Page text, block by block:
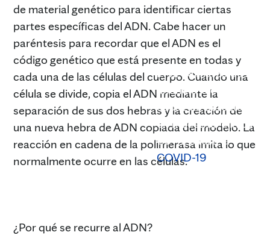
de material genético para identificar ciertas
partes específicas del ADN. Cabe hacer un
paréntesis para recordar que el ADN es el
código genético que está presente en todas y
cada una de las células del cuerpo. Cuando una
célula se divide, copia el ADN mediante la
separación de sus dos hebras y la creación de
una nueva hebra de ADN copiada del modelo. La
reacción en cadena de la polimerasa imita lo que
normalmente ocurre en las células.
El 12 de marzo de
anunció la
capaz de detectar el
en muestras clínicas.
CoV-2 causa la
COVID-19
¿Por qué se recurre al ADN?